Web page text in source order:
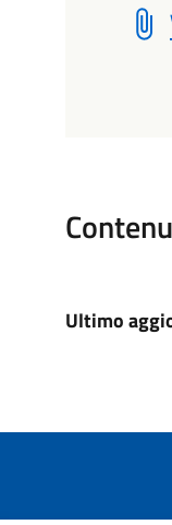
Ultimo